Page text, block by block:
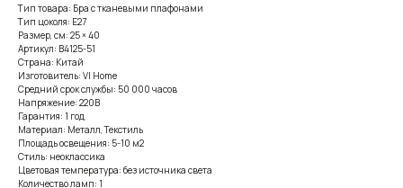
Тип товара: Бра с тканевыми плафонами
Тип цоколя: E27
Размер, см: 25 × 40
Артикул: B4125-51
Страна: Китай
Изготовитель: VI Home
Средний срок службы: 50 000 часов
Напряжение: 220В
Гарантия: 1 год
Материал: Металл, Текстиль
Площадь освещения: 5-10 м2
Стиль: неоклассика
Цветовая температура: без источника света
Количество ламп: 1